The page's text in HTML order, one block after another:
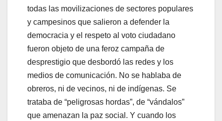
todas las movilizaciones de sectores populares
y campesinos que salieron a defender la
democracia y el respeto al voto ciudadano
fueron objeto de una feroz campaña de
desprestigio que desbordó las redes y los
medios de comunicación. No se hablaba de
obreros, ni de vecinos, ni de indígenas. Se
trataba de “peligrosas hordas”, de “vándalos”
que amenazan la paz social. Y cuando los